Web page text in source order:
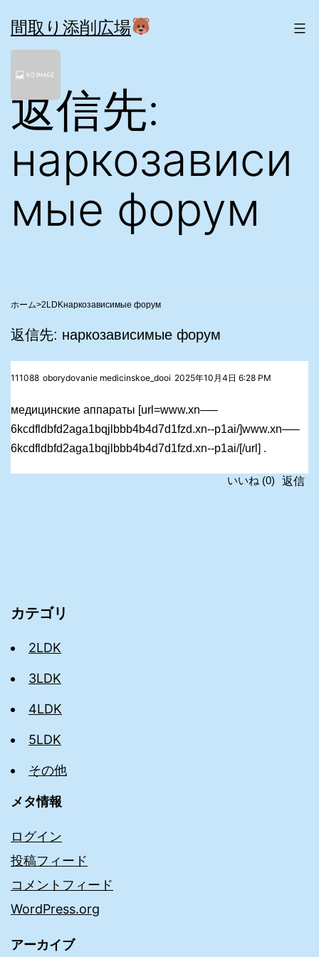
ン
テ
ン
間取り添削広場
返信先:
наркозависи
мые форум
>2LDKнаркозависимые форум
返信先: наркозависимые форум
111088 oborydovanie medicinskoe_dooi 2025年10月4日 6:28 PM
медицинские аппараты [url=www.xn—–
6kcdfldbfd2aga1bqjlbbb4b4d7d1fzd.xn--p1ai/]www.xn—–
6kcdfldbfd2aga1bqjlbbb4b4d7d1fzd.xn--p1ai/[/url] .
返信
いいね (0)
カテゴリ
2LDK
3LDK
4LDK
5LDK
その他
メタ情報
ログイン
投稿フィード
コメントフィード
WordPress.org
アーカイブ